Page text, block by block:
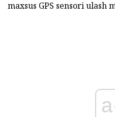
maxsus GPS sensori ulash